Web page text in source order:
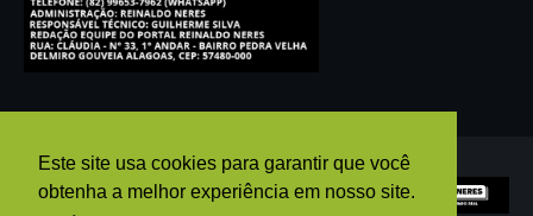
Este site usa cookies para garantir que você
obtenha a melhor experiência em nosso site.